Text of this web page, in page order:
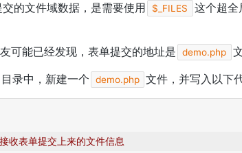
的文件域数据，是需要使用 $_FILES
这个超全
可能已经发现，表单提交的地址是
demo.php
目录中，新建一个 demo.php 文件，并写入以下
收表单提交上来的文件信息